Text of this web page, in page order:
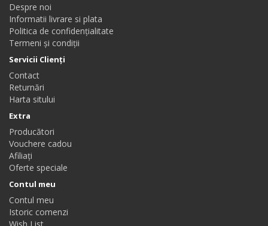
Despre noi
Informatii livrare si plata
Politica de confidențialitate
Termeni și condiții
Servicii Clienţi
Contact
Returnări
Harta sitului
Extra
Producători
Vouchere cadou
Afiliaţi
Oferte speciale
Contul meu
Contul meu
Istoric comenzi